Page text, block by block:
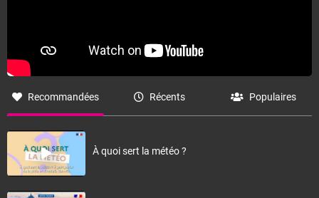
Recommandées Récents Populaires
À quoi sert la météo ?